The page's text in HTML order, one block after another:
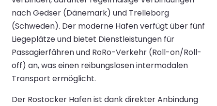
nach Gedser (Dänemark) und Trelleborg
(Schweden). Der moderne Hafen verfügt über fünf
Liegeplätze und bietet Dienstleistungen für
Passagierfähren und RoRo-Verkehr (Roll-on/Roll-
off) an, was einen reibungslosen intermodalen
Transport ermöglicht.
Der Rostocker Hafen ist dank direkter Anbindung